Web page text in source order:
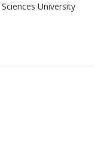
University